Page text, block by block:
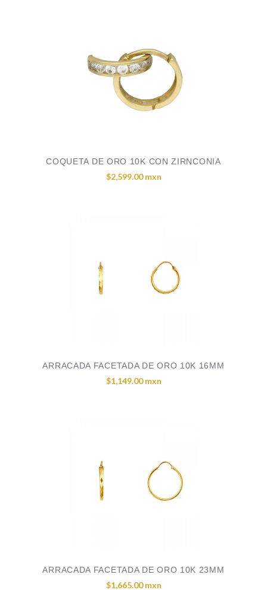
COQUETA DE ORO 10K CON ZIRNCONIA
$2,599.00 mxn
ARRACADA FACETADA DE ORO 10K 16MM
$1,149.00 mxn
ARRACADA FACETADA DE ORO 10K 23MM
$1,665.00 mxn